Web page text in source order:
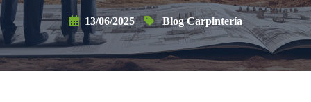
13/06/2025 Blog Carpintería